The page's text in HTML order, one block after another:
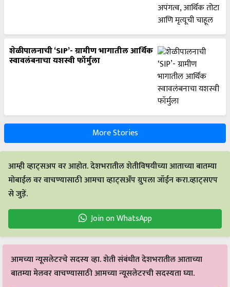
शेळीपालनाची ‘SIP’- ग्रामीण भागातील आर्थिक
स्वावलंबनाचा यशस्वी फॉर्मुला
More Stories
आम्ही व्हाट्सअप वर आहोत. देशभरातील शेतीविषयीच्या आताच्या बातम्या
मोबाईल वर वाचण्यासाठी आमचा व्हाट्सअँप ग्रुपला जॉईन करा.व्हाट्सएप
से जुड़ें.
Join on WhatsApp
आमच्या न्यूसलेटरचे सदस्य व्हा. शेती संबंधीत देशभरातील आताच्या
बातम्या मेलवर वाचण्यासाठी आमच्या न्यूसलेटरची सदस्यता घ्या.